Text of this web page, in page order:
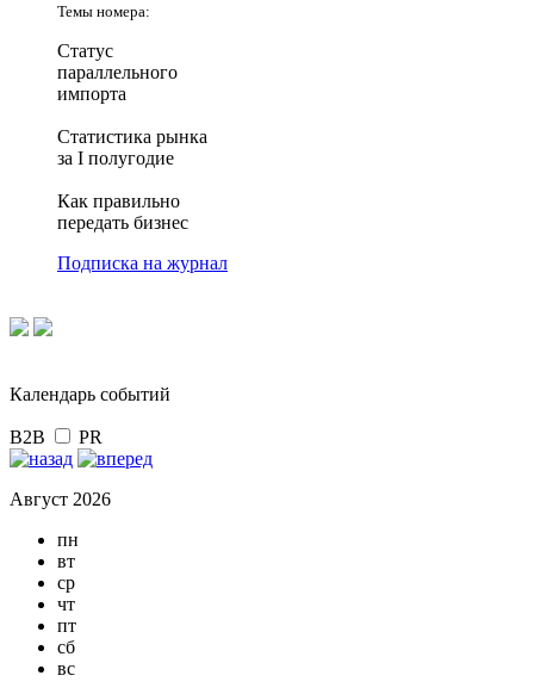
Темы номера:
Статус
параллельного
импорта
Статистика рынка
за I полугодие
Как правильно
передать бизнес
Подписка на журнал
Календарь событий
B2B PR
Август 2026
пн
вт
ср
чт
пт
сб
вс